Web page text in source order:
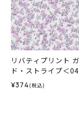
リバティプリント
ド・ストライプ＜
（ホビーラホビーレ
ナル）2026SS
¥374 (税込)